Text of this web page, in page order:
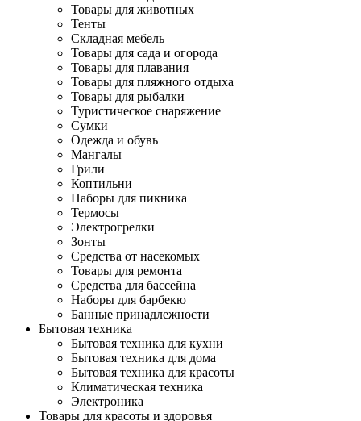
Товары для животных
Тенты
Складная мебель
Товары для сада и огорода
Товары для плавания
Товары для пляжного отдыха
Товары для рыбалки
Туристическое снаряжение
Сумки
Одежда и обувь
Мангалы
Грили
Коптильни
Наборы для пикника
Термосы
Электрогрелки
Зонты
Средства от насекомых
Товары для ремонта
Средства для бассейна
Наборы для барбекю
Банные принадлежности
Бытовая техника
Бытовая техника для кухни
Бытовая техника для дома
Бытовая техника для красоты
Климатическая техника
Электроника
Товары для красоты и здоровья